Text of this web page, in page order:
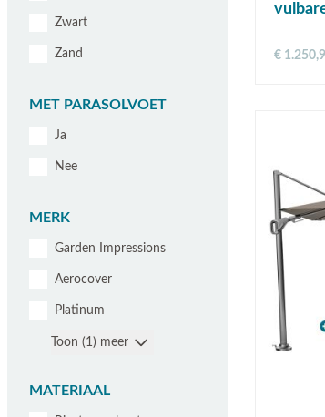
€
Zwart
Zand
MET PARASOLVOET
Ja
Nee
MERK
Garden Impressions
Aerocover
Platinum
Toon (1) meer
MATERIAAL